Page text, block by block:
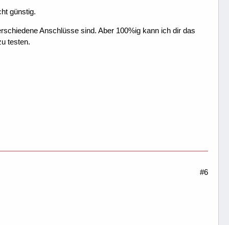
günstig.
Anschlüsse sind. Aber 100%ig kann ich dir das
testen.
#6